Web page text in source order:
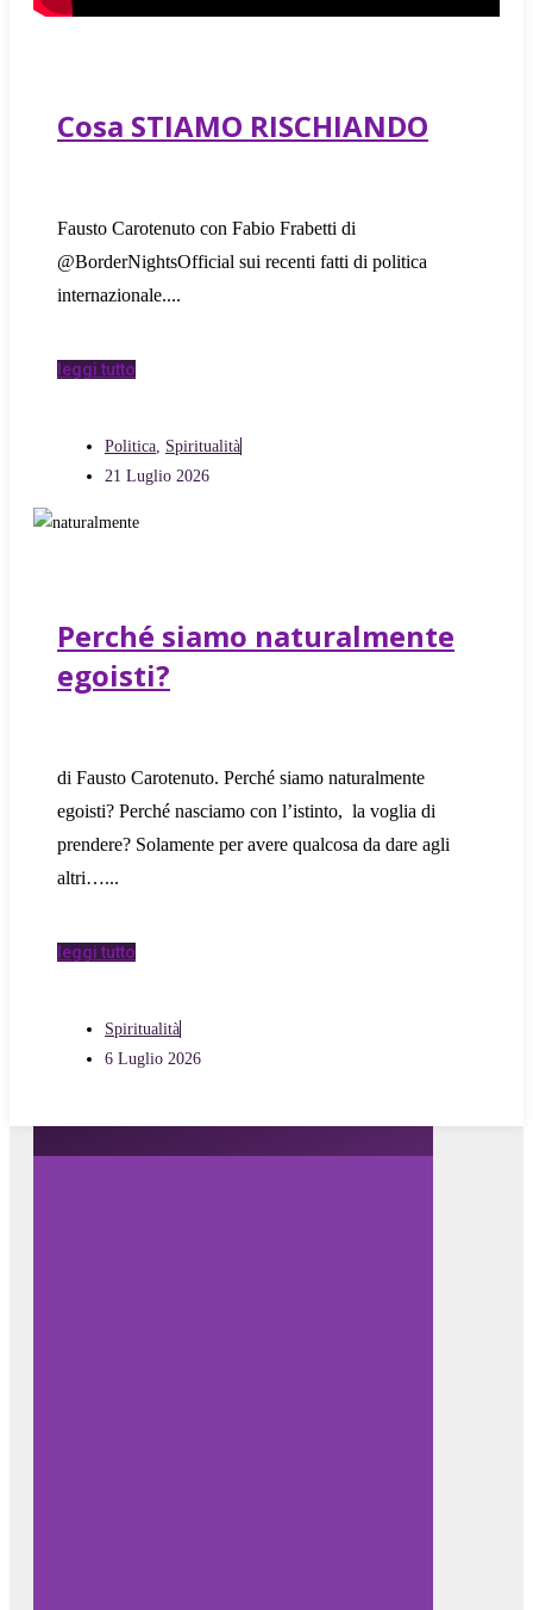
Cosa STIAMO RISCHIANDO
Fausto Carotenuto con Fabio Frabetti di
@BorderNightsOfficial sui recenti fatti di politica
internazionale.
leggi tutto
Politica Spiritualità
21 Luglio 2026
Perché siamo naturalmente
egoisti?
di Fausto Carotenuto. Perché siamo naturalmente
egoisti? Perché nasciamo con l’istinto, la voglia di
prendere? Solamente per avere qualcosa da dare agli
altri…
leggi tutto
Spiritualità
6 Luglio 2026